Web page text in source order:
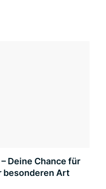
Deine Chance für
besonderen Art